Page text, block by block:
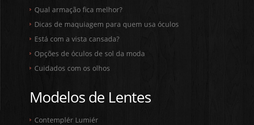
Qual armação fica melhor?
Dicas de maquiagem para quem usa óculos
Está com a vista cansada?
Opções de óculos de sol da moda
Cuidados com os olhos
Modelos de Lentes
Contemplér Lumiér